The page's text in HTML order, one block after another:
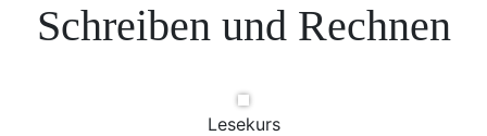
Schreiben und Rechnen
Lesekurs